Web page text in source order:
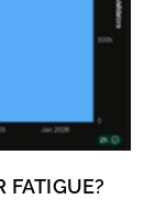
FATIGUE?